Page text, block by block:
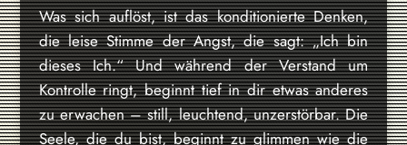
Was sich auflöst, ist das konditionierte Denken,
die leise Stimme der Angst, die sagt: „Ich bin
dieses Ich.“ Und während der Verstand um
Kontrolle ringt, beginnt tief in dir etwas anderes
zu erwachen – still, leuchtend, unzerstörbar. Die
Seele, die du bist, beginnt zu glimmen wie die